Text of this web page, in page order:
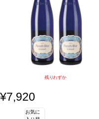
ルゼンチン、メンドーサ / 赤 / 辛口
白・泡 / 辛口 受賞歴
サクラアワー
グ 90ポイント、シャルドネ・ド
ブロンズ、IWSC2019 ブロンズ！
ルゼンチン、メンドーサ / 赤 / 辛口
残りわずか
¥7,920
お気に